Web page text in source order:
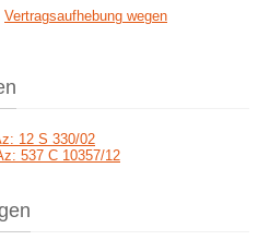
Vertragsaufhebung wegen
12 S 330/02
537 C 10357/12